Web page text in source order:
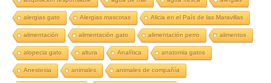
alergias gato Alergias mascotas Alicia en el País de las Maravillas
alimentación alimentación gato alimentación perro alimentos
alopecia gato altura Analítica anatomia gatos
Anestesia animales animales de compañía